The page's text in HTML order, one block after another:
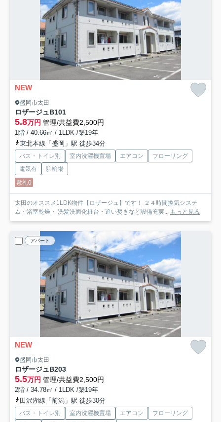
NEW
盛岡市太田
ロザージュB101
5.8万円 管理/共益費2,500円
1階 / 40.66㎡ / 1LDK /築19年
東北本線「盛岡」駅 徒歩34分
バス・トイレ別 室内洗濯機置場 エアコン
フローリング
電気有
駐輪場
敷礼0
太田のオススメ1LDK物件【ロザージュ】です！ ２４時間換気システ
ム・浴室乾燥・ 洗髪洗面化粧台・追い焚きなど設備充実... もっと見る
アパート
NEW
盛岡市太田
ロザージュB203
5.5万円 管理/共益費2,500円
2階 / 34.78㎡ / 1LDK /築19年
田沢湖線「前潟」駅 徒歩30分
バス・トイレ別 室内洗濯機置場 エアコン
フローリング